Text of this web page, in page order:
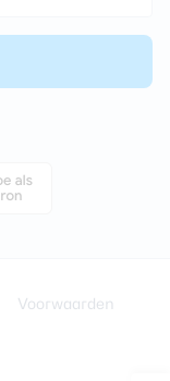
Voorwaarden